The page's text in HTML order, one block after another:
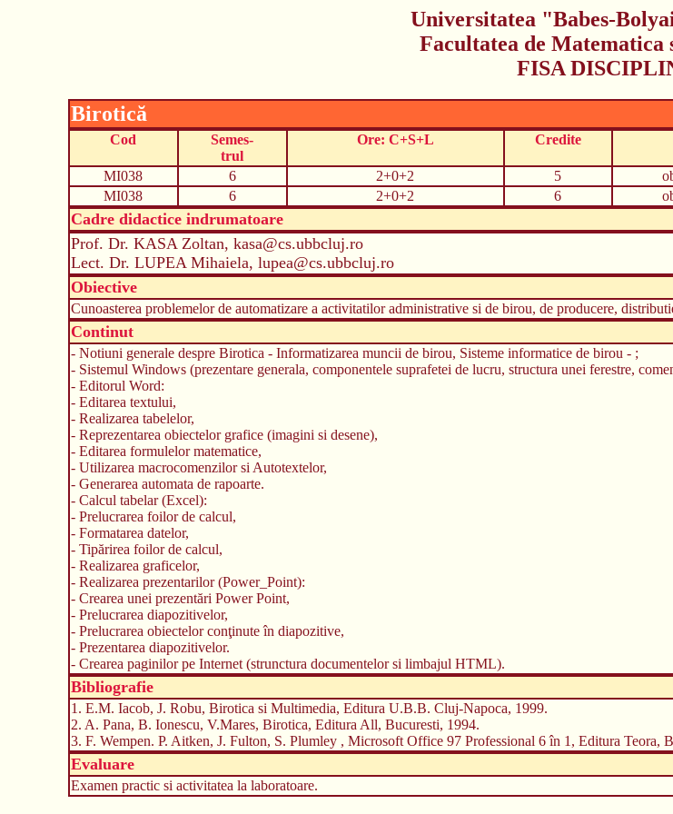
Universitatea "Babes-
Facultatea de
FISA
Birotică
Cod
Semes-
trul
Ore: C+S+L Credite
MI038 6 2+0+2 5
MI038
6 2+0+2 6
Cadre didactice indrumatoare
Prof. Dr. KASA Zoltan, kasa@cs.ubbcluj.ro
Lect. Dr. LUPEA Mihaiela, lupea@cs.ubbcluj.ro
Obiective
Cunoasterea problemelor de automatizare a activitatilor administrative si de birou, de producere,
Continut
- Notiuni generale despre Birotica - Informatizarea muncii de birou, Sisteme informatice de birou - ;
- Sistemul Windows (prezentare generala, componentele suprafetei de lucru, structura unei ferestre,
- Editorul Word:
- Editarea textului,
- Realizarea tabelelor,
- Reprezentarea obiectelor grafice (imagini si desene),
- Editarea formulelor matematice,
- Utilizarea macrocomenzilor si Autotextelor,
- Generarea automata de rapoarte.
- Calcul tabelar (Excel):
- Prelucrarea foilor de calcul,
- Formatarea datelor,
- Tipărirea foilor de calcul,
- Realizarea graficelor,
- Realizarea prezentarilor (Power_Point):
- Crearea unei prezentări Power Point,
- Prelucrarea diapozitivelor,
- Prelucrarea obiectelor conţinute în diapozitive,
- Prezentarea diapozitivelor.
- Crearea paginilor pe Internet (strunctura documentelor si limbajul HTML).
Bibliografie
1. E.M. Iacob, J. Robu, Birotica si Multimedia, Editura U.B.B. Cluj-Napoca, 1999.
2. A. Pana, B. Ionescu, V.Mares, Birotica, Editura All, Bucuresti, 1994.
3. F. Wempen. P. Aitken, J. Fulton, S. Plumley , Microsoft Office 97 Professional 6 în 1, Editura Teora,
Evaluare
Examen practic si activitatea la laboratoare.